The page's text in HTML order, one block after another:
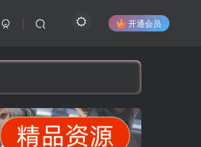
开通会员